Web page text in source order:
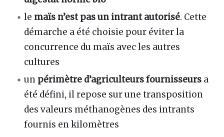
le maïs n’est pas un intrant autorisé. Cette
démarche a été choisie pour éviter la
concurrence du maïs avec les autres
cultures
un périmètre d’agriculteurs fournisseurs a
été défini, il repose sur une transposition
des valeurs méthanogènes des intrants
fournis en kilomètres